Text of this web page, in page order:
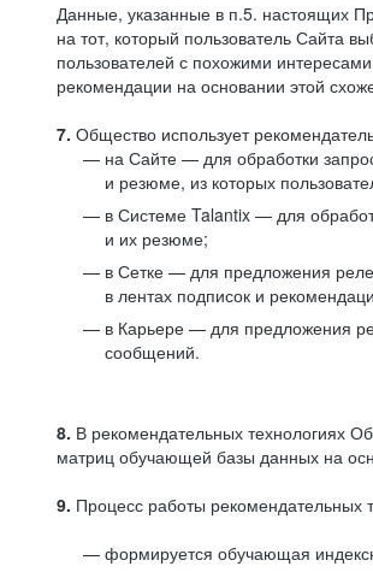
Данные, указанные в п.5. настоящих
на тот, который пользователь Сайта
пользователей с похожими
рекомендации на основании этой
7. Общество использует
на Сайте — для обработки
и резюме, из которых
в Системе Talantix — для
и их резюме;
в Сетке — для предложения
в лентах подписок и
в Карьере — для предложения
сообщений.
8. В рекомендательных технологиях
матриц обучающей базы данных на
9. Процесс работы
формируется обучающая